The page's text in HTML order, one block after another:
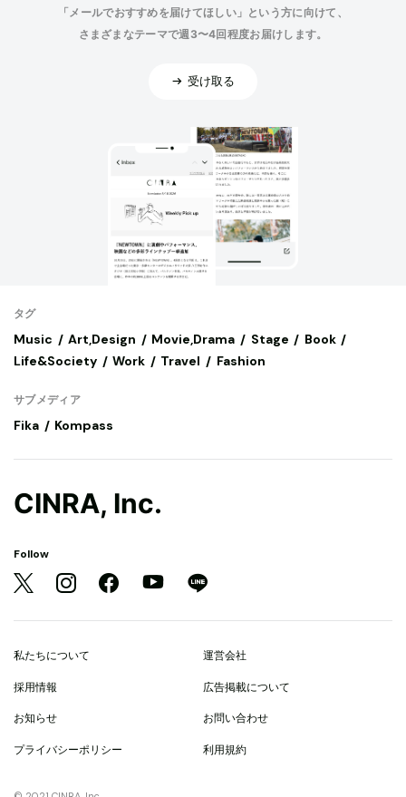
「メールでおすすめを届けてほしい」という方に向けて、
さまざまなテーマで週3〜4回程度お届けします。
受け取る
タグ
Music Art,Design Movie,Drama Stage
Book
Life&Society
Work Travel Fashion
サブメディア
Fika Kompass
CINRA, Inc.
Follow
私たちについて 運営会社
採用情報 広告掲載について
お知らせ お問い合わせ
プライバシーポリシー 利用規約